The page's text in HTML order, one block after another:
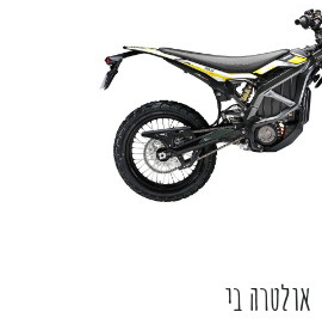
אולטרה בי